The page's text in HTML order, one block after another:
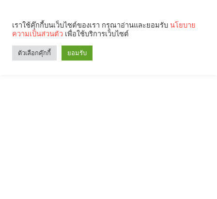
เราใช้คุ๊กกี้บนเว็บไซต์ของเรา กรุณาอ่านและยอมรับ นโยบาย
ความเป็นส่วนตัว เพื่อใช้บริการเว็บไซต์
ตัวเลือกคุ๊กกี้ ยอมรับ